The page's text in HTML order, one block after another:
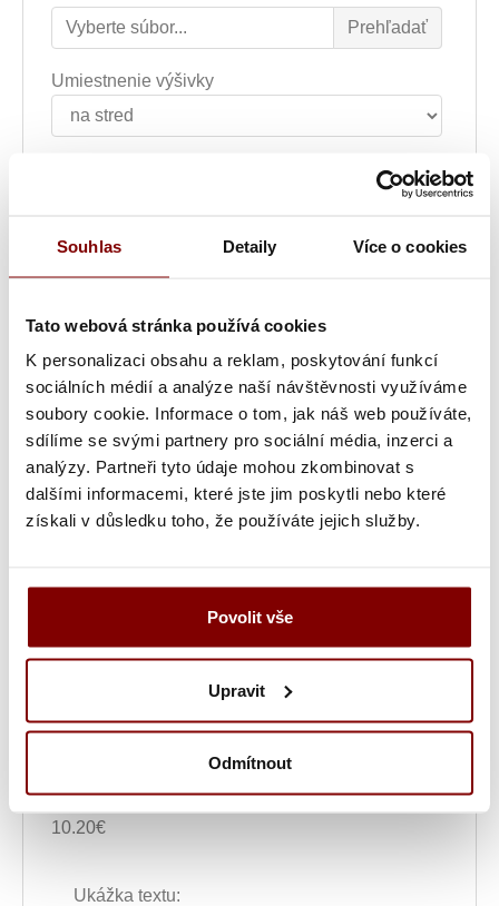
Souhlas Detaily Více o cookies
Tato webová stránka používá cookies
K personalizaci obsahu a reklam, poskytování funkcí
sociálních médií a analýze naší návštěvnosti využíváme
soubory cookie. Informace o tom, jak náš web používáte,
sdílíme se svými partnery pro sociální média, inzerci a
analýzy. Partneři tyto údaje mohou zkombinovat s
dalšími informacemi, které jste jim poskytli nebo které
získali v důsledku toho, že používáte jejich služby.
Povolit vše
Upravit
Odmítnout
Umiestnenie výšivky
Farba textu
Šírka nápisu alebo loga
Text výšivky
Poznámka k výšivke
Vyšitie loga + 5.10€
Vyšití textu + 5.10€
Grafická úprava a vyšitie (logo + text) + 34.69€
Vyšitie loga a textu (bez grafickej úpravy) +
10.20€
Ukážka textu: